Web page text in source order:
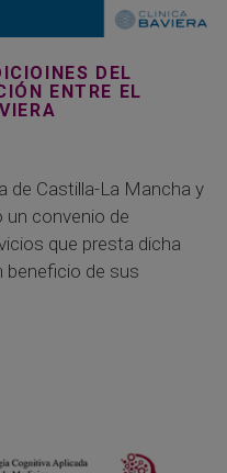
DEL
ENTRE EL
de Castilla-La Mancha y
un convenio de
que presta dicha
beneficio de sus